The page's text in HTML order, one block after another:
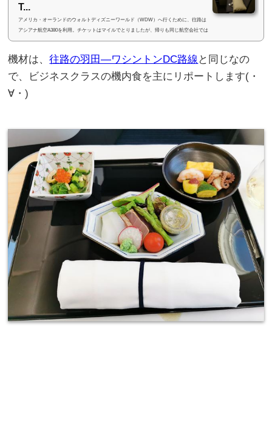
T...
アメリカ・オーランドのウォルトディズニーワールド（WDW）へ行くために、往路は
アシアナ航空A380を利用。チケットはマイルでとりましたが、帰りも同じ航空会社では
面白くないので、帰りはエバー航空を利用することに♪サンフランシスコから台湾の台
スはめちゃめちゃ快適でした(・∀・)(adsbygoogle = window.adsbygoogle || ).push({}); 最
上位のロイヤルローレルクラスユナイテッド航空のポラリスラウンジで晩御飯を食べ、
シャワーを浴びた後、ゆ...
機材は、往路の羽田―ワシントンDC路線 と同じなの
で、ビジネスクラスの機内食を主にリポートします(・
∀・)